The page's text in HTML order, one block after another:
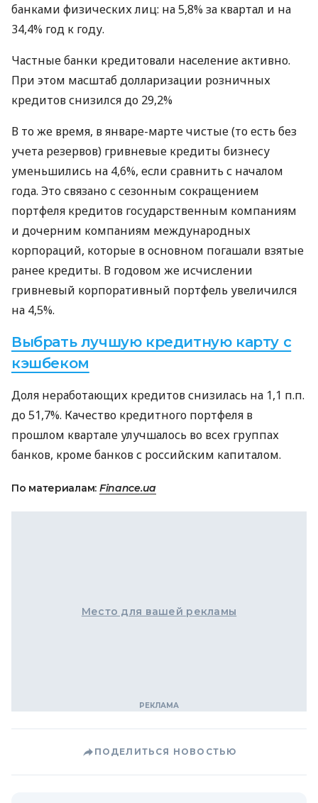
банками физических лиц: на 5,8% за квартал и на
34,4% год к году.
Частные банки кредитовали население активно.
При этом масштаб долларизации розничных
кредитов снизился до 29,2%
В то же время, в январе-марте чистые (то есть без
учета резервов) гривневые кредиты бизнесу
уменьшились на 4,6%, если сравнить с началом
года. Это связано с сезонным сокращением
портфеля кредитов государственным компаниям
и дочерним компаниям международных
корпораций, которые в основном погашали взятые
ранее кредиты. В годовом же исчислении
гривневый корпоративный портфель увеличился
на 4,5%.
Выбрать лучшую кредитную карту с
кэшбеком
Доля неработающих кредитов снизилась на 1,1 п.п.
до 51,7%. Качество кредитного портфеля в
прошлом квартале улучшалось во всех группах
банков, кроме банков с российским капиталом.
По материалам: Finance.ua
Место для вашей рекламы
ПОДЕЛИТЬСЯ НОВОСТЬЮ